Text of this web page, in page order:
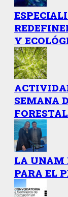
Y
SEMANA
LA UNAM
PARA EL